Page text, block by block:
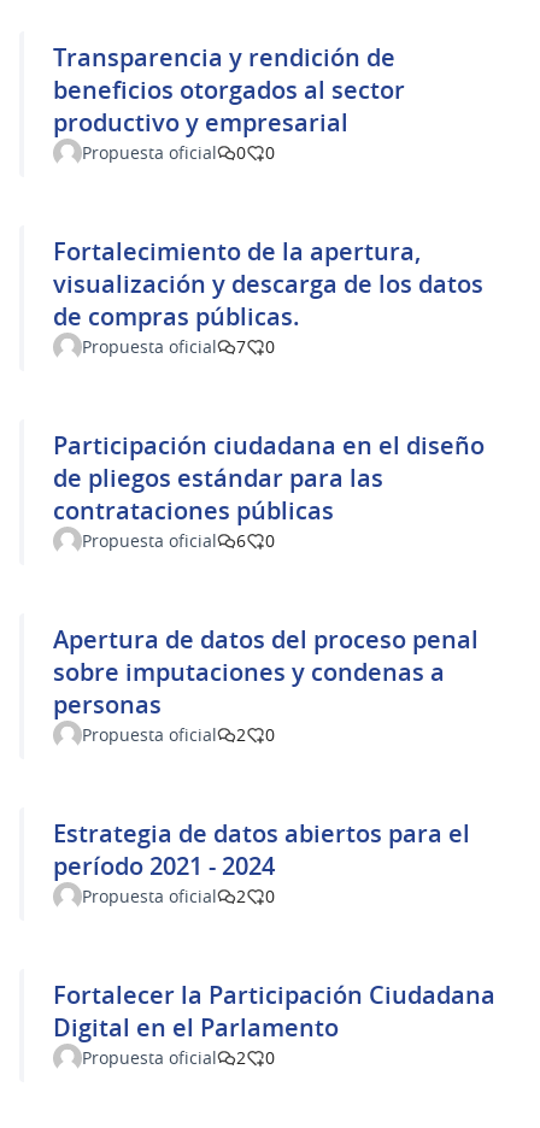
Transparencia y rendición de
beneficios otorgados al sector
productivo y empresarial
Propuesta oficial 0 0
Fortalecimiento de la apertura,
visualización y descarga de los datos
de compras públicas.
Propuesta oficial 7 0
Participación ciudadana en el diseño
de pliegos estándar para las
contrataciones públicas
Propuesta oficial 6 0
Apertura de datos del proceso penal
sobre imputaciones y condenas a
personas
Propuesta oficial 2 0
Estrategia de datos abiertos para el
período 2021 - 2024
Propuesta oficial 2 0
Fortalecer la Participación Ciudadana
Digital en el Parlamento
Propuesta oficial 2 0